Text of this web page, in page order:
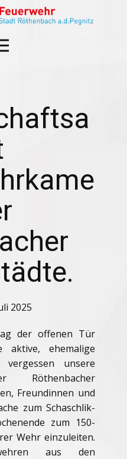
2025
der offenen Tür
aktive, ehemalige
unsere
Röthenbacher
Freundinnen und
zum Schaschlik-
zum 150-
Wehr einzuleiten.
aus den